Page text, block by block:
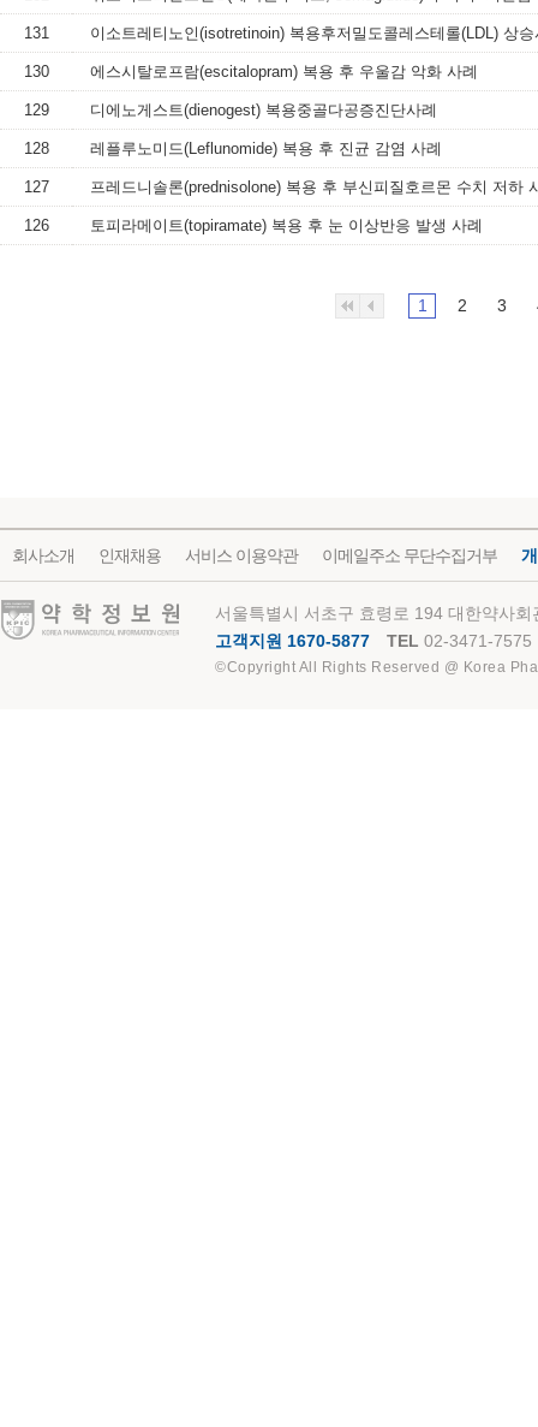
131 이소트레티노인(isotretinoin) 복용후저밀도콜레스테롤(LDL) 상승
130 에스시탈로프람(escitalopram) 복용 후 우울감 악화 사례
129 디에노게스트(dienogest) 복용중골다공증진단사례
128 레플루노미드(Leflunomide) 복용 후 진균 감염 사례
127 프레드니솔론(prednisolone) 복용 후 부신피질호르몬 수치 저하
126 토피라메이트(topiramate) 복용 후 눈 이상반응 발생 사례
1 2 3
회사소개 인재채용 서비스 이용약관 이메일주소 무단수집거부
약학정보원
서울특별시 서초구 효령로 194 대한약사
고객지원 1670-5877
TEL 02-3471-7575
©Copyright All Rights Reserved @ Korea